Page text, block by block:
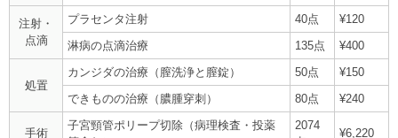
注射・
点滴
プラセンタ注射 40点
¥120
淋病の点滴治療
135点 ¥400
処置
カンジダの治療（膣洗浄と膣錠） 50点
¥150
できものの治療（膿腫穿刺）
80点 ¥240
手術
子宮頸管ポリープ切除（病理検査・投薬
2074
¥6,220